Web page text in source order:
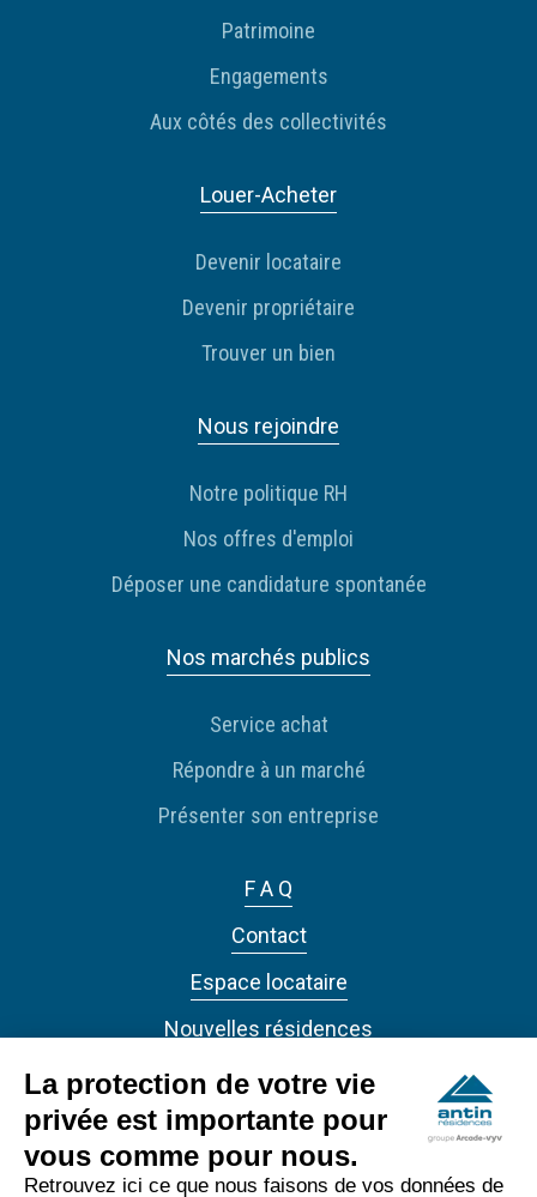
Patrimoine
Engagements
Aux côtés des collectivités
Louer-Acheter
Devenir locataire
Devenir propriétaire
Trouver un bien
Nous rejoindre
Notre politique RH
Nos offres d'emploi
Déposer une candidature spontanée
Nos marchés publics
Service achat
Répondre à un marché
Présenter son entreprise
F A Q
Contact
Espace locataire
Nouvelles résidences
Actualités
La protection de votre vie
privée est importante pour
vous comme pour nous.
Retrouvez ici ce que nous faisons de vos données de